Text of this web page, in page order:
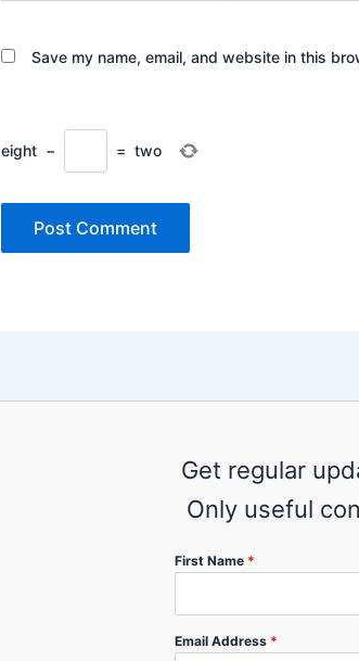
Save my name, email, and website in this
eight − = two
Get regular
Only useful
First Name *
Email Address *